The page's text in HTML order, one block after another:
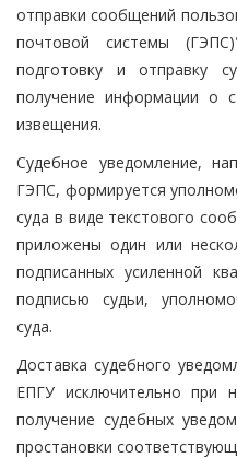
отправки сообщений
почтовой системы
подготовку и отправку
получение информации о
извещения.
Судебное уведомление,
ГЭПС, формируется
суда в виде текстового
приложены один или
подписанных усиленной
подписью судьи,
суда.
Доставка судебного
ЕПГУ исключительно при
получение судебных
простановки